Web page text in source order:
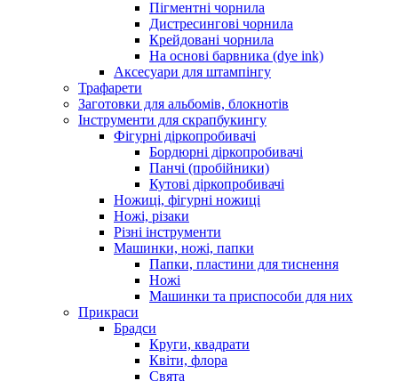
Пігментні чорнила
Дистресингові чорнила
Крейдовані чорнила
На основі барвника (dye ink)
Аксесуари для штампінгу
Трафарети
Заготовки для альбомів, блокнотів
Інструменти для скрапбукингу
Фігурні діркопробивачі
Бордюрні діркопробивачі
Панчі (пробійники)
Кутові діркопробивачі
Ножиці, фігурні ножиці
Ножі, різаки
Різні інструменти
Машинки, ножі, папки
Папки, пластини для тиснення
Ножі
Машинки та приспособи для них
Прикраси
Брадси
Круги, квадрати
Квіти, флора
Свята